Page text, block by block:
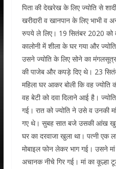
पिता की देखरेख के लिए ज्योति से
खरीदारी व खानपान के लिए भाभी
रुपये ले लिए। 19 सितंबर 2020 को
कालोनी में शीला के घर गया और
उसने ज्योति के लिए सोने का
की पाजेब और कपड़े दिए थे। 23
महिला घर आकर बोली कि वह ज्योति
वह बेटी को दवा दिलाने आई है।
गई। रात को ज्योति ने उसे व उनकी मां
गए थे। सुबह सात बजे उसकी आंख खुली
घर का दरवाजा खुला था। पत्नी
मोबाइल फोन लेकर भाग गई। उसने
अचानक नीचे गिर गई। मां का कूल्हा